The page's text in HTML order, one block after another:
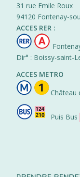
31 rue Emile Roux
94120 Fontenay-
ACCES RER :
Dir° : Boissy-saint-
ACCES METRO
Château
Puis Bus